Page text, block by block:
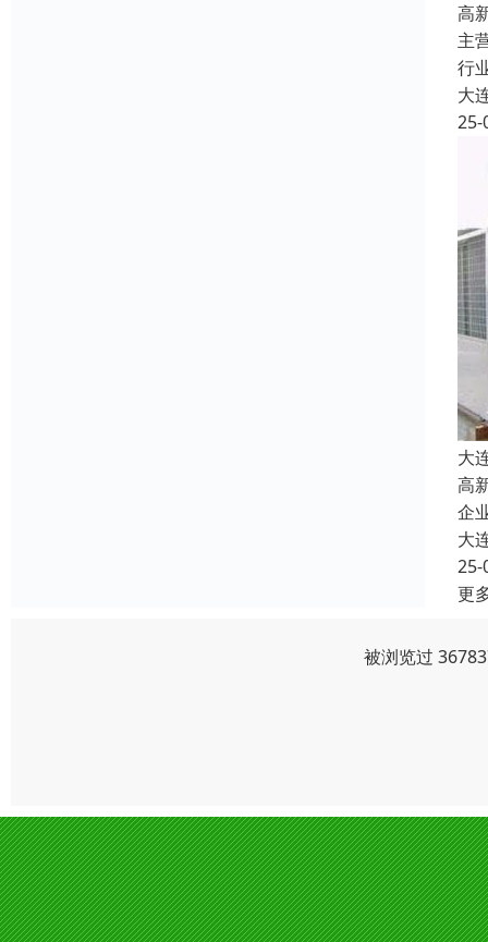
高
主
行
大
25-
大
高
企
大
25-
更
被浏览过